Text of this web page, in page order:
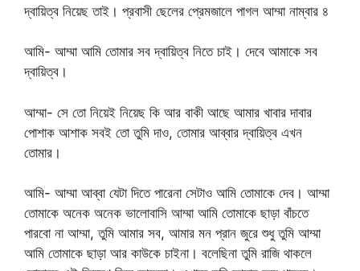
দ্বায়িত্ব নিয়েছ তাই। প্রবাসী ছেলের প্রেমজালে পাগল আম্মা নাম্বার ৪
আমি- আম্মা আমি তোমার সব দ্বায়িত্ব নিতে চাই। দেবে আমাকে সব
দ্বায়িত্ব।
আম্মা- সে তো নিয়েই নিয়েছ কি আর বাকী আছে আমার খাবার দাবার
পোশাক আশাক সবই তো তুমি দাও, তোমার আব্বার দ্বায়িত্ব এখন
তোমার।
আমি- আম্মা আব্বা যেটা দিতে পারেনা সেটাও আমি তোমাকে দেব। আম্মা
তোমাকে অনেক অনেক ভালোবাসি আম্মা আমি তোমাকে ছাড়া বাঁচতে
পারবো না আম্মা, তুমি আমার সব, আমার মন প্রান জুরে শুধু তুমি আম্মা
আমি তোমাকে ছাড়া আর কাউকে চাইনা। বলেছিনা তুমি রাজি থাকলে